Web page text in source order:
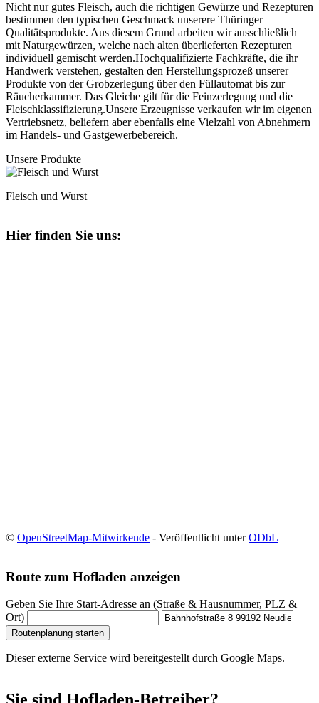
Nicht nur gutes Fleisch, auch die richtigen Gewürze und Rezepturen
bestimmen den typischen Geschmack unserere Thüringer
Qualitätsprodukte. Aus diesem Grund arbeiten wir ausschließlich
mit Naturgewürzen, welche nach alten überlieferten Rezepturen
individuell gemischt werden.Hochqualifizierte Fachkräfte, die ihr
Handwerk verstehen, gestalten den Herstellungsprozeß unserer
Produkte von der Grobzerlegung über den Füllautomat bis zur
Räucherkammer. Das Gleiche gilt für die Feinzerlegung und die
Fleischklassifizierung.Unsere Erzeugnisse verkaufen wir im eigenen
Vertriebsnetz, beliefern aber ebenfalls eine Vielzahl von Abnehmern
im Handels- und Gastgewerbebereich.
Unsere Produkte
Fleisch und Wurst
Hier finden Sie uns:
© OpenStreetMap-Mitwirkende - Veröffentlicht unterODbL
Route zum Hofladen anzeigen
Geben Sie Ihre Start-Adresse an (Straße & Hausnummer, PLZ &
Ort)
Routenplanung starten
Dieser externe Service wird bereitgestellt durch Google Maps.